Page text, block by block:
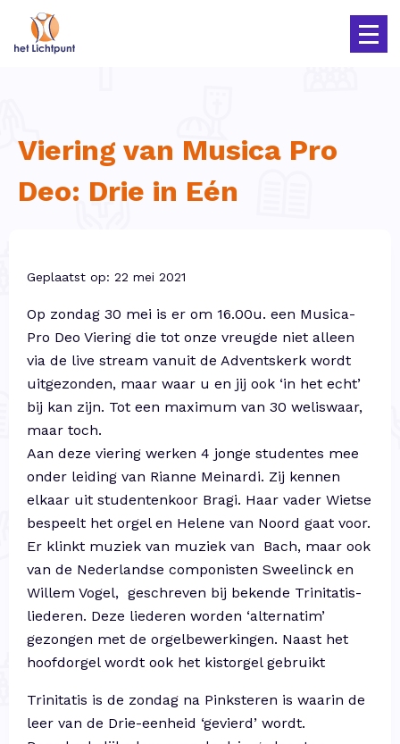
Viering van Musica Pro
Deo: Drie in Eén
Geplaatst op: 22 mei 2021
Op zondag 30 mei is er om 16.00u. een Musica-
Pro Deo Viering die tot onze vreugde niet alleen
via de live stream vanuit de Adventskerk wordt
uitgezonden, maar waar u en jij ook ‘in het echt’
bij kan zijn. Tot een maximum van 30 weliswaar,
maar toch.
Aan deze viering werken 4 jonge studentes mee
onder leiding van Rianne Meinardi. Zij kennen
elkaar uit studentenkoor Bragi. Haar vader Wietse
bespeelt het orgel en Helene van Noord gaat voor.
Er klinkt muziek van muziek van Bach, maar ook
van de Nederlandse componisten Sweelinck en
Willem Vogel, geschreven bij bekende Trinitatis-
liederen. Deze liederen worden ‘alternatim’
gezongen met de orgelbewerkingen. Naast het
hoofdorgel wordt ook het kistorgel gebruikt
Trinitatis is de zondag na Pinksteren is waarin de
leer van de Drie-eenheid ‘gevierd’ wordt.